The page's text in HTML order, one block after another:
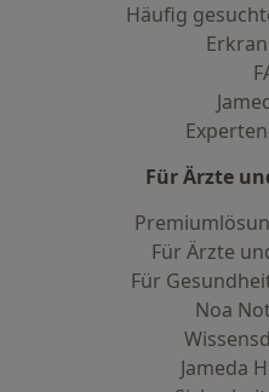
Häufig
Für Ärzte
Für Ärzte
Für
Noa
Jameda